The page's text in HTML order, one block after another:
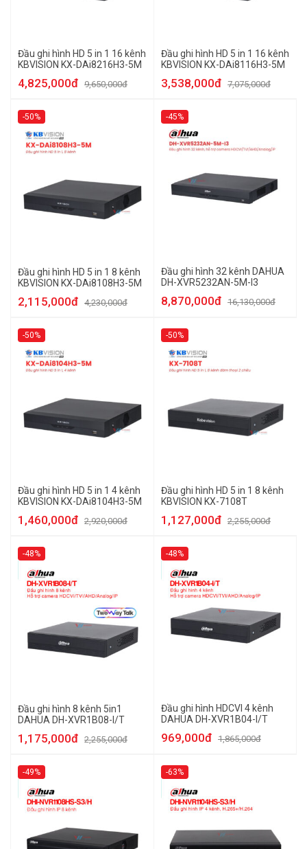
Đầu ghi hình HD 5 in 1 16 kênh
KBVISION KX-DAi8216H3-5M
4,825,000đ 9,650,000đ
Đầu ghi hình HD 5 in 1 16 kênh
KBVISION KX-DAi8116H3-5M
3,538,000đ 7,075,000đ
-50%
Đầu ghi hình HD 5 in 1 8 kênh
KBVISION KX-DAi8108H3-5M
2,115,000đ 4,230,000đ
-45%
Đầu ghi hình 32 kênh DAHUA
DH-XVR5232AN-5M-I3
8,870,000đ 16,130,000đ
-50%
Đầu ghi hình HD 5 in 1 4 kênh
KBVISION KX-DAi8104H3-5M
1,460,000đ 2,920,000đ
-50%
Đầu ghi hình HD 5 in 1 8 kênh
KBVISION KX-7108T
1,127,000đ 2,255,000đ
-48%
Đầu ghi hình 8 kênh 5in1
DAHUA DH-XVR1B08-I/T
1,175,000đ 2,255,000đ
-48%
Đầu ghi hình HDCVI 4 kênh
DAHUA DH-XVR1B04-I/T
969,000đ 1,865,000đ
-49% -63%